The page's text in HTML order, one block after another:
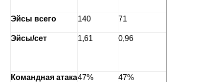
Эйсы всего 140 71
Эйсы/сет 1,61 0,96
Командная атака47% 47%